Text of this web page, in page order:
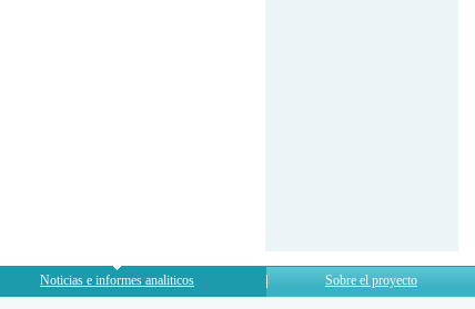
Noticias e informes analiticos Sobre el proyecto